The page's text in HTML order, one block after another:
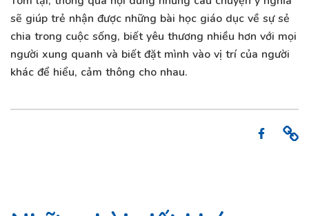
sẽ giúp trẻ nhận được những bài học giáo dục về sự sẻ
chia trong cuộc sống, biết yêu thương nhiều hơn với mọi
người xung quanh và biết đặt mình vào vị trí của người
khác để hiểu, cảm thông cho nhau.